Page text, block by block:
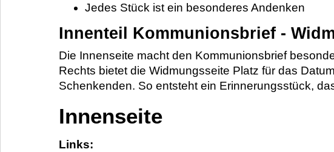
Jedes Stück ist ein besonderes Andenken
Innenteil Kommunionsbrief -
Die Innenseite macht den Kommunionsbrief
Rechts bietet die Widmungsseite Platz für das
Schenkenden. So entsteht ein Erinnerungsstück,
Innenseite
Links: